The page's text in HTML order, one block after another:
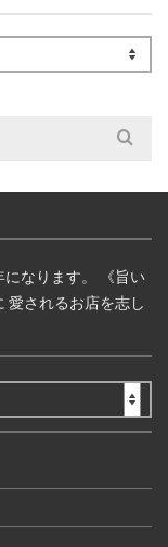
なります。 《旨い
愛されるお店を志し